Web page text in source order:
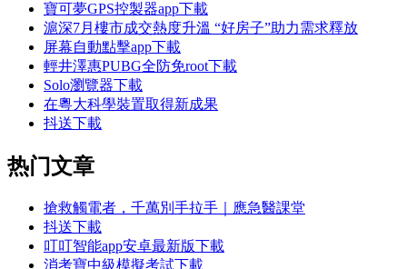
寶可夢GPS控製器app下載
滬深7月樓市成交熱度升溫 “好房子”助力需求釋放
屏幕自動點擊app下載
輕井澤惠PUBG全防免root下載
Solo瀏覽器下載
在粵大科學裝置取得新成果
抖送下載
热门文章
搶救觸電者，千萬別手拉手｜應急醫課堂
抖送下載
叮叮智能app安卓最新版下載
消考寶中級模擬考試下載